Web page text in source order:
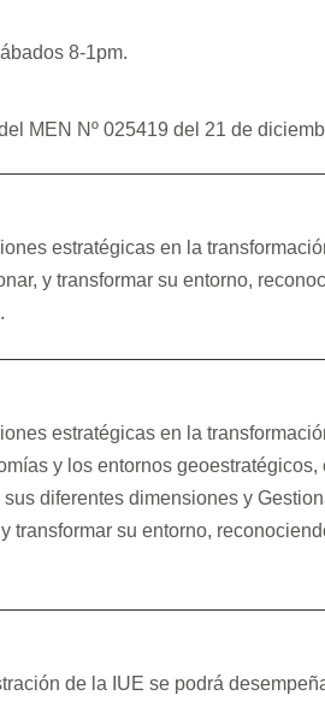
8-1pm.
MEN Nº 025419 del 21 de
estratégicas en la
y transformar su entorno,
estratégicas en la
y los entornos
diferentes dimensiones y
transformar su entorno,
de la IUE se podrá